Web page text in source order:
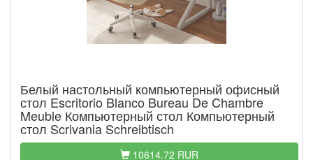
Белый настольный компьютерный офисный
стол Escritorio Blanco Bureau De Chambre
Meuble Компьютерный стол Компьютерный
стол Scrivania Schreibtisch
10614.72 RUR